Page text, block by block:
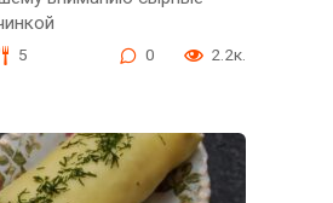
5 0 2.2к.